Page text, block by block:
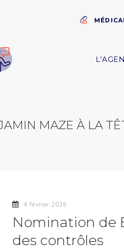
MAZE À LA
4 février 2026
Nomination de
des contrôles